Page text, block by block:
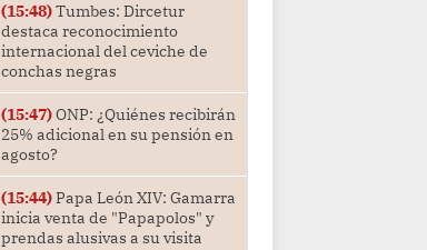
(15:48)Tumbes: Dircetur
destaca reconocimiento
internacional del ceviche de
conchas negras
(15:47)ONP: ¿Quiénes recibirán
25% adicional en su pensión en
agosto?
(15:44)Papa León XIV: Gamarra
inicia venta de "Papapolos" y
prendas alusivas a su visita